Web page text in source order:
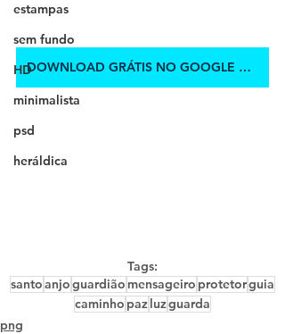
estampas
sem fundo
HD
minimalista
psd
heráldica
DOWNLOAD GRÁTIS NO GOOGLE DRIVE
Tags:
santoanjoguardião mensageiro protetorguia
caminho pazluzguarda
png